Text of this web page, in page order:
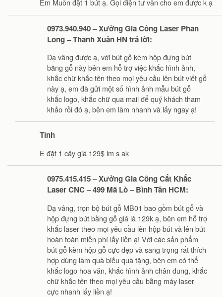
Em Muốn đặt 1 bút ạ. Gọi điện tư vấn cho em được k ạ
0973.940.940 – Xưởng Gia Công Laser Phan
Long – Thanh Xuân HN trả lời:
Dạ vâng được ạ, với bút gỗ kèm hộp đựng bút
bằng gỗ này bên em hỗ trợ việc khắc hình ảnh,
khắc chữ khắc tên theo mọi yêu cầu lên bút viết gỗ
này ạ, em đã gửi một số hình ảnh mẫu bút gỗ
khắc logo, khắc chữ qua mail để quý khách tham
khảo rồi đó ạ, bên em làm nhanh và lấy ngay ạ!
Tình
E đặt 1 cây giá 129$ lm s ak
0975.415.415 – Xưởng Gia Công Cắt Khắc
Laser CNC – 499 Mã Lò – Bình Tân HCM:
Dạ vâng, trọn bộ bút gỗ MB01 bao gồm bút gỗ và
hộp đựng bút bằng gỗ giá là 129k ạ, bên em hỗ trợ
khắc laser theo mọi yêu cầu lên hộp bút và lên bút
hoàn toàn miễn phí lấy liền ạ! Với các sản phẩm
bút gỗ kèm hộp gỗ cực đẹp và sang trọng rất thích
hợp dùng làm quà biếu quà tặng, bên em có thể
khắc logo hoa văn, khắc hình ảnh chân dung, khắc
chữ khắc tên theo mọi yêu cầu bằng máy laser
cực nhanh lấy liền ạ!